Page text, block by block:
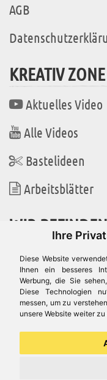
Ihre
Diese Website
Ihnen ein besseres
Werbung, die Sie
Diese Technologien
messen, um zu
unsere Website weiter
AGB
KREATIV ZONE
Aktuelles Video
Alle Videos
Bastelideen
Arbeitsblätter
WIR
Es gibt uns auch in